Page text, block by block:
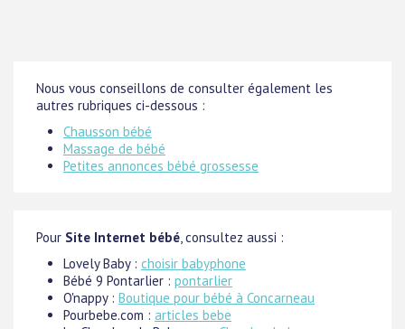
Nous vous conseillons de consulter également les
autres rubriques ci-dessous :
Chausson bébé
Massage de bébé
Petites annonces bébé grossesse
Pour Site Internet bébé, consultez aussi :
Lovely Baby : choisir babyphone
Bébé 9 Pontarlier : pontarlier
O'nappy : Boutique pour bébé à Concarneau
Pourbebe.com : articles bebe